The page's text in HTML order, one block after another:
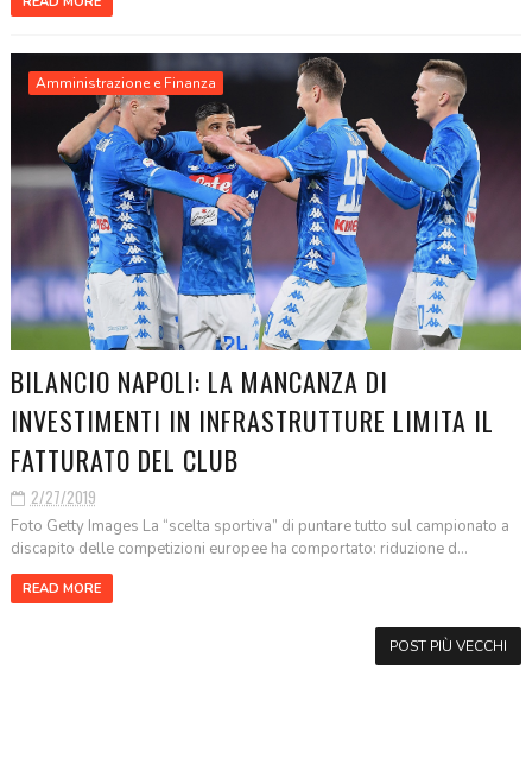
Amministrazione e Finanza
BILANCIO NAPOLI: LA MANCANZA DI
INVESTIMENTI IN INFRASTRUTTURE LIMITA IL
FATTURATO DEL CLUB
2/27/2019
Foto Getty Images La “scelta sportiva” di puntare tutto sul campionato a
discapito delle competizioni europee ha comportato: riduzione d...
READ MORE
POST PIÙ VECCHI